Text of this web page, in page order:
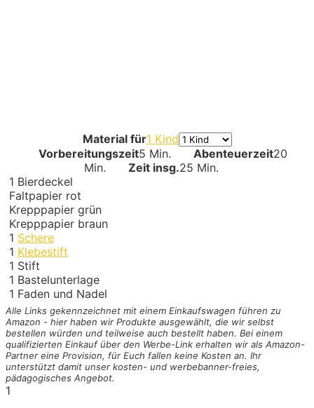
Material für1 Kind
Vorbereitungszeit5 Min. Abenteuerzeit20
Min.
Zeit insg.25 Min.
1 Bierdeckel
Faltpapier rot
Krepppapier grün
Krepppapier braun
1 Schere
1 Klebestift
1 Stift
1 Bastelunterlage
1 Faden und Nadel
Alle Links gekennzeichnet mit einem Einkaufswagen führen zu
Amazon - hier haben wir Produkte ausgewählt, die wir selbst
bestellen würden und teilweise auch bestellt haben. Bei einem
qualifizierten Einkauf über den Werbe-Link erhalten wir als Amazon-
Partner eine Provision, für Euch fallen keine Kosten an. Ihr
unterstützt damit unser kosten- und werbebanner-freies,
pädagogisches Angebot.
1